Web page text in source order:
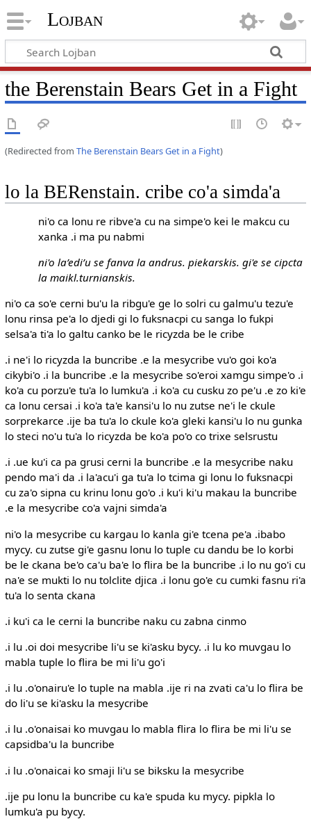
Lojban
the Berenstain Bears Get in a Fight
(Redirected from The Berenstain Bears Get in a Fight)
lo la BERenstain. cribe co'a simda'a
ni'o ca lonu re ribve'a cu na simpe'o kei le makcu cu
xanka .i ma pu nabmi
ni'o la’edi’u se fanva la andrus. piekarskis. gi'e se cipcta
la maikl.turnianskis.
ni'o ca so'e cerni bu'u la ribgu'e ge lo solri cu galmu'u tezu'e
lonu rinsa pe'a lo djedi gi lo fuksnacpi cu sanga lo fukpi
selsa'a ti'a lo galtu canko be le ricyzda be le cribe
.i ne'i lo ricyzda la buncribe .e la mesycribe vu'o goi ko'a
cikybi'o .i la buncribe .e la mesycribe so'eroi xamgu simpe'o .i
ko'a cu porzu'e tu'a lo lumku'a .i ko'a cu cusku zo pe'u .e zo ki'e
ca lonu cersai .i ko'a ta'e kansi'u lo nu zutse ne'i le ckule
sorprekarce .ije ba tu'a lo ckule ko'a gleki kansi'u lo nu gunka
lo steci no'u tu'a lo ricyzda be ko'a po'o co trixe selsrustu
.i .ue ku'i ca pa grusi cerni la buncribe .e la mesycribe naku
pendo ma'i da .i la'acu'i ga tu'a lo tcima gi lonu lo fuksnacpi
cu za'o sipna cu krinu lonu go'o .i ku'i ki'u makau la buncribe
.e la mesycribe co'a vajni simda'a
ni'o la mesycribe cu kargau lo kanla gi'e tcena pe'a .ibabo
mycy. cu zutse gi'e gasnu lonu lo tuple cu dandu be lo korbi
be le ckana be'o ca'u ba'e lo flira be la buncribe .i lo nu go'i cu
na'e se mukti lo nu tolclite djica .i lonu go'e cu cumki fasnu ri'a
tu'a lo senta ckana
.i ku'i ca le cerni la buncribe naku cu zabna cinmo
.i lu .oi doi mesycribe li'u se ki'asku bycy. .i lu ko muvgau lo
mabla tuple lo flira be mi li'u go'i
.i lu .o'onairu'e lo tuple na mabla .ije ri na zvati ca'u lo flira be
do li'u se ki'asku la mesycribe
.i lu .o'onaisai ko muvgau lo mabla flira lo flira be mi li'u se
capsidba'u la buncribe
.i lu .o'onaicai ko smaji li'u se biksku la mesycribe
.ije pu lonu la buncribe cu ka'e spuda ku mycy. pipkla lo
lumku'a pu bycy.